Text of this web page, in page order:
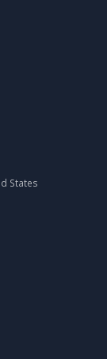
States